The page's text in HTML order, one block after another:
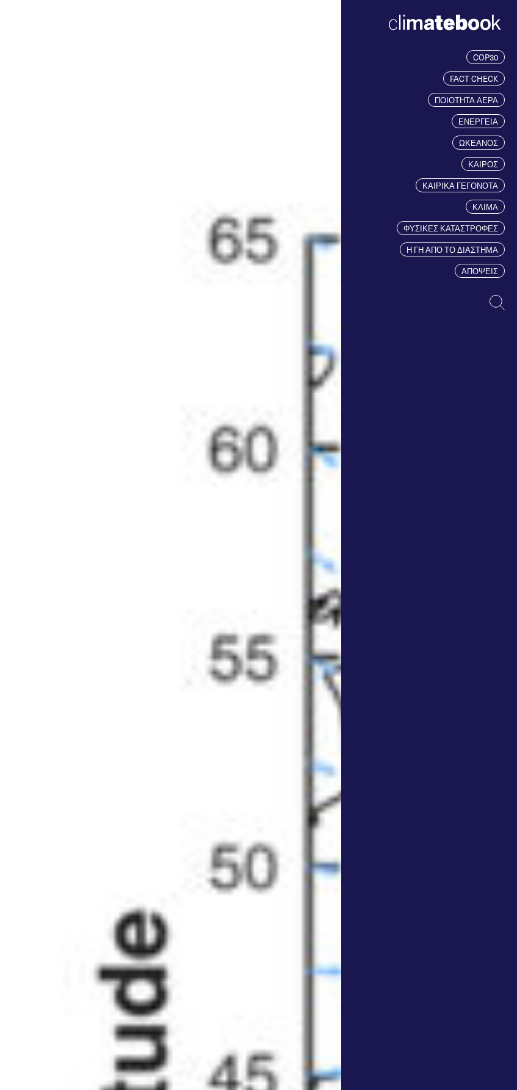
COP30
FACT CHECK
ΠΟΙΟΤΗΤΑ ΑΕΡΑ
ΕΝΕΡΓΕΙΑ
ΩΚΕΑΝΟΣ
ΚΑΙΡΟΣ
ΚΑΙΡΙΚΑ ΓΕΓΟΝΟΤΑ
ΚΛΙΜΑ
ΦΥΣΙΚΕΣ ΚΑΤΑΣΤΡΟΦΕΣ
Η ΓΗ ΑΠΟ ΤΟ ΔΙΑΣΤΗΜΑ
ΑΠΟΨΕΙΣ